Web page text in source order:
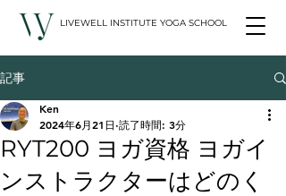
LIVEWELL INSTITUTE YOGA SCHOOL
記事
RYT200 ヨガ資格 ヨガイ
ンストラクターはどのく
Ken
2024年6月21日 読了時間: 3分